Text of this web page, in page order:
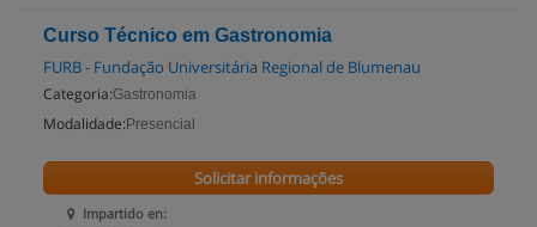
Curso Técnico em Gastronomia
FURB - Fundação Universitária Regional de Blumenau
Categoria:Gastronomia
Modalidade: Presencial
Impartido en:
Solicitar informações